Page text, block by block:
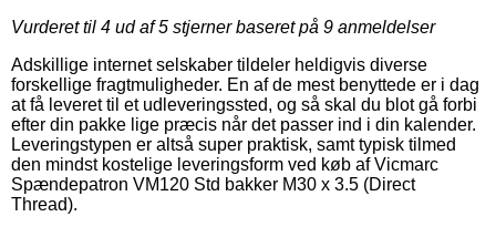
Vurderet til 4 ud af 5 stjerner baseret på 9 anmeldelser
Adskillige internet selskaber tildeler heldigvis diverse
forskellige fragtmuligheder. En af de mest benyttede er i dag
at få leveret til et udleveringssted, og så skal du blot gå forbi
efter din pakke lige præcis når det passer ind i din kalender.
Leveringstypen er altså super praktisk, samt typisk tilmed
den mindst kostelige leveringsform ved køb af Vicmarc
Spændepatron VM120 Std bakker M30 x 3.5 (Direct
Thread).